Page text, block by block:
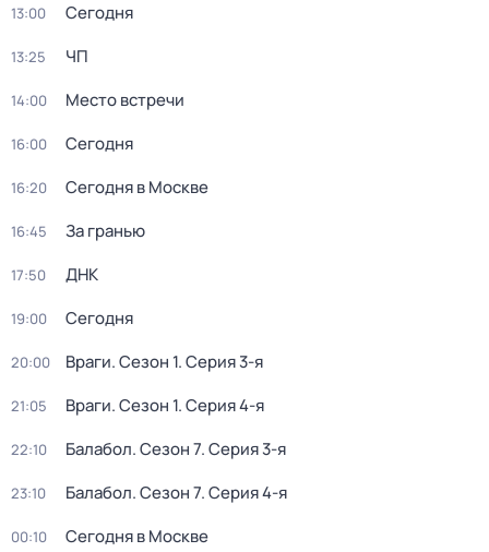
13:00 Сегодня
13:25 ЧП
14:00 Место встречи
16:00 Сегодня
16:20 Сегодня в Москве
16:45 За гранью
17:50 ДНК
19:00 Сегодня
20:00 Враги. Сезон 1. Серия 3-я
21:05 Враги. Сезон 1. Серия 4-я
22:10 Балабол. Сезон 7. Серия 3-я
23:10 Балабол. Сезон 7. Серия 4-я
00:10 Сегодня в Москве